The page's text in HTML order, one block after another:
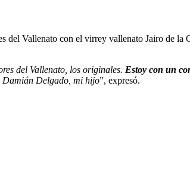
del Vallenato con el virrey vallenato Jairo de la
del Vallenato, los originales. Estoy con un
Damián Delgado, mi hijo”, expresó.